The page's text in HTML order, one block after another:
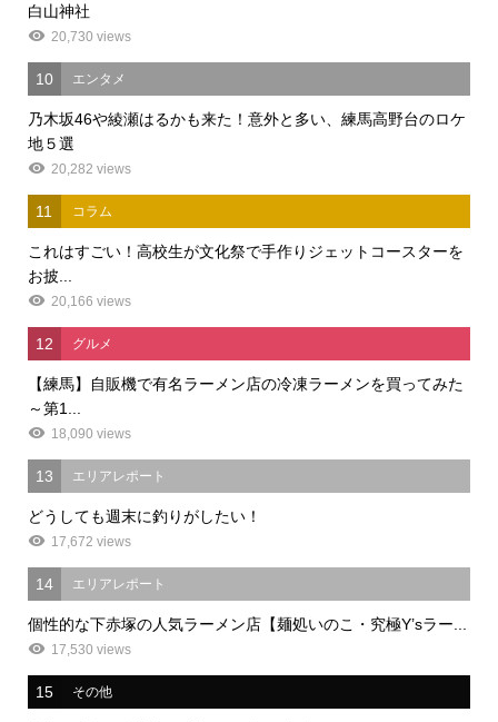
白山神社
20,730 views
10 エンタメ
乃木坂46や綾瀬はるかも来た！意外と多い、練馬高野台のロケ
地５選
20,282 views
11 コラム
これはすごい！高校生が文化祭で手作りジェットコースターを
お披...
20,166 views
12 グルメ
【練馬】自販機で有名ラーメン店の冷凍ラーメンを買ってみた
～第1...
18,090 views
13 エリアレポート
どうしても週末に釣りがしたい！
17,672 views
14 エリアレポート
個性的な下赤塚の人気ラーメン店【麺処いのこ・究極Y’sラー...
17,530 views
15 その他